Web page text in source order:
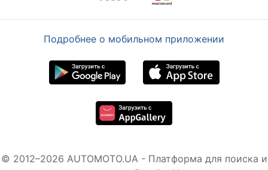
Подробнее о мобильном приложении
© 2012–2026 AUTOMOTO.UA - Платформа для поиска и